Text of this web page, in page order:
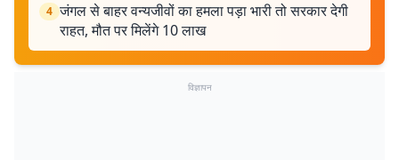
4 जंगल से बाहर वन्यजीवों का हमला पड़ा भारी तो सरकार देगी
राहत, मौत पर मिलेंगे 10 लाख
विज्ञापन